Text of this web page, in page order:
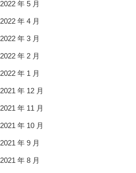
2022 年 5 月
2022 年 4 月
2022 年 3 月
2022 年 2 月
2022 年 1 月
2021 年 12 月
2021 年 11 月
2021 年 10 月
2021 年 9 月
2021 年 8 月